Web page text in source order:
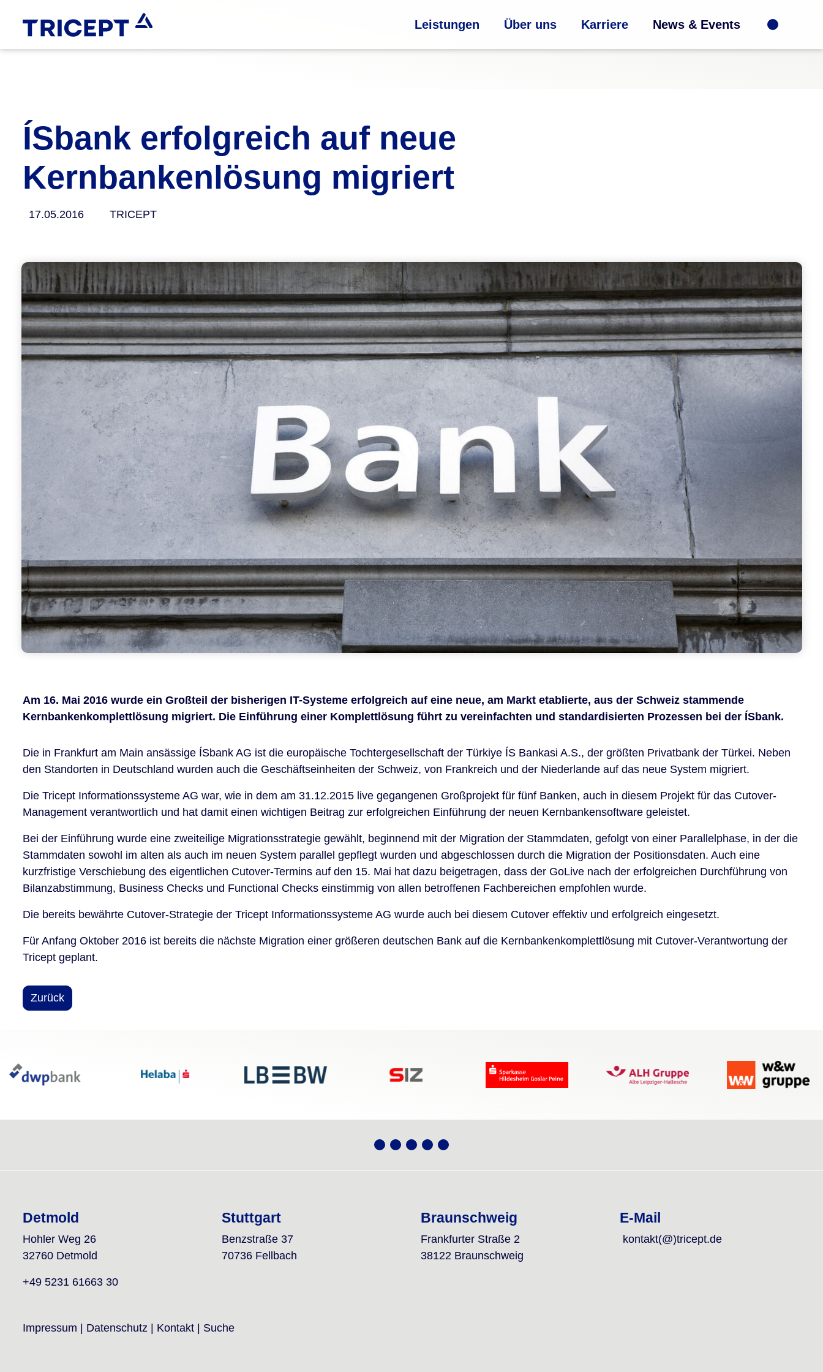
Leistungen Über uns Karriere News & Events
ÍSbank erfolgreich auf neue
Kernbankenlösung migriert
17.05.2016 TRICEPT
Am 16. Mai 2016 wurde ein Großteil der bisherigen IT-Systeme erfolgreich auf eine neue, am Markt etablierte, aus der Schweiz stammende
Kernbankenkomplettlösung migriert. Die Einführung einer Komplettlösung führt zu vereinfachten und standardisierten Prozessen bei der ÍSbank.
Die in Frankfurt am Main ansässige ÍSbank AG ist die europäische Tochtergesellschaft der Türkiye ÍS Bankasi A.S., der größten Privatbank der Türkei. Neben
den Standorten in Deutschland wurden auch die Geschäftseinheiten der Schweiz, von Frankreich und der Niederlande auf das neue System migriert.
Die Tricept Informationssysteme AG war, wie in dem am 31.12.2015 live gegangenen Großprojekt für fünf Banken, auch in diesem Projekt für das Cutover-
Management verantwortlich und hat damit einen wichtigen Beitrag zur erfolgreichen Einführung der neuen Kernbankensoftware geleistet.
Bei der Einführung wurde eine zweiteilige Migrationsstrategie gewählt, beginnend mit der Migration der Stammdaten, gefolgt von einer Parallelphase, in der die
Stammdaten sowohl im alten als auch im neuen System parallel gepflegt wurden und abgeschlossen durch die Migration der Positionsdaten. Auch eine
kurzfristige Verschiebung des eigentlichen Cutover-Termins auf den 15. Mai hat dazu beigetragen, dass der GoLive nach der erfolgreichen Durchführung von
Bilanzabstimmung, Business Checks und Functional Checks einstimmig von allen betroffenen Fachbereichen empfohlen wurde.
Die bereits bewährte Cutover-Strategie der Tricept Informationssysteme AG wurde auch bei diesem Cutover effektiv und erfolgreich eingesetzt.
Für Anfang Oktober 2016 ist bereits die nächste Migration einer größeren deutschen Bank auf die Kernbankenkomplettlösung mit Cutover-Verantwortung der
Tricept geplant.
Zurück
Detmold
Hohler Weg 26
32760 Detmold
+49 5231 61663 30
Stuttgart
Benzstraße 37
70736 Fellbach
Braunschweig
Frankfurter Straße 2
38122 Braunschweig
E-Mail
kontakt(@)tricept.de
Impressum Datenschutz Kontakt Suche